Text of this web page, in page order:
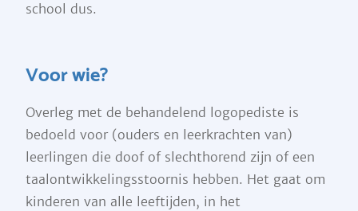
school dus.
Voor wie?
Overleg met de behandelend logopediste is
bedoeld voor (ouders en leerkrachten van)
leerlingen die doof of slechthorend zijn of een
taalontwikkelingsstoornis hebben. Het gaat om
kinderen van alle leeftijden, in het